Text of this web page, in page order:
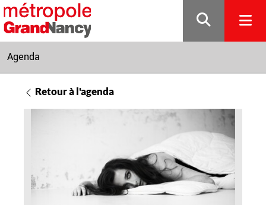
Gestion de vos préférences sur les cookies
Agenda
Retour à l'agenda